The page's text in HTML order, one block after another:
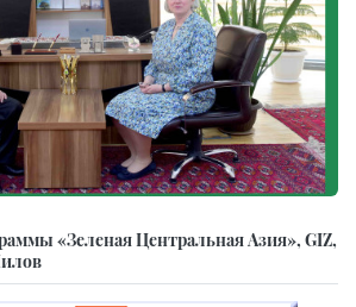
«Зеленая Центральная Азия», GIZ,